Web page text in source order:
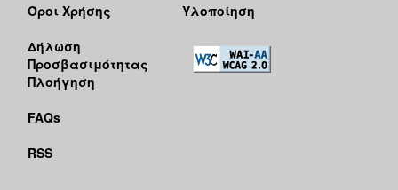
Όροι Χρήσης
Δήλωση
Προσβασιμότητας
Πλοήγηση
FAQs
RSS
Υλοποίηση